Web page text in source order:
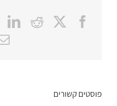
Facebook
פוסטים קשורים